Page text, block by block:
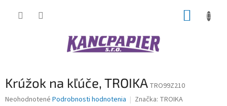
Krúžok na kľúče, TROIKA TRO99Z210
Priemerné
Neohodnotené Podrobnosti hodnotenia Značka: TROIKA